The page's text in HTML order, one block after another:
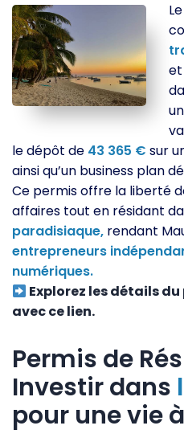
et
le dépôt de 43 365 € sur
ainsi qu’un business plan
Ce permis offre la liberté
affaires tout en résidant
paradisiaque, rendant
entrepreneurs
numériques.
Explorez les détails
avec ce lien.
Permis de
Investir dans
pour une vie